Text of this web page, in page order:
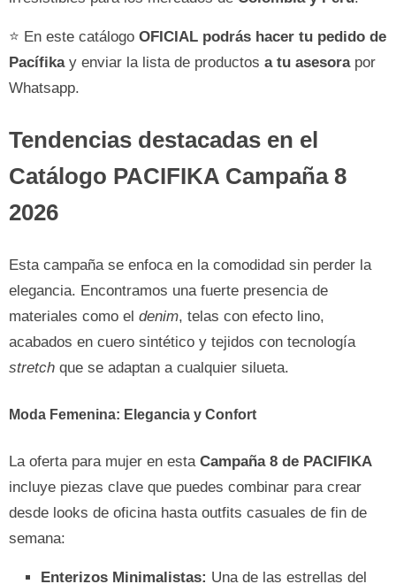
⭐ En este catálogo OFICIAL podrás hacer tu pedido de
Pacífika y enviar la lista de productos a tu asesora por
Whatsapp.
Tendencias destacadas en el
Catálogo PACIFIKA Campaña 8
2026
Esta campaña se enfoca en la comodidad sin perder la
elegancia. Encontramos una fuerte presencia de
materiales como el denim, telas con efecto lino,
acabados en cuero sintético y tejidos con tecnología
stretch que se adaptan a cualquier silueta.
Moda Femenina: Elegancia y Confort
La oferta para mujer en esta Campaña 8 de PACIFIKA
incluye piezas clave que puedes combinar para crear
desde looks de oficina hasta outfits casuales de fin de
semana:
Enterizos Minimalistas: Una de las estrellas del